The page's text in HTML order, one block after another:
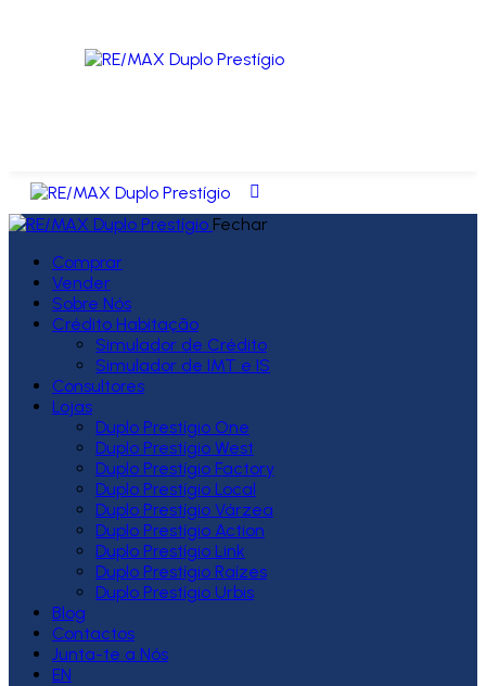
Fechar
Comprar
Vender
Sobre Nós
Crédito Habitação
Simulador de Crédito
Simulador de IMT e IS
Consultores
Lojas
Duplo Prestígio One
Duplo Prestígio West
Duplo Prestígio Factory
Duplo Prestígio Local
Duplo Prestígio Várzea
Duplo Prestígio Action
Duplo Prestígio Link
Duplo Prestígio Raízes
Duplo Prestígio Urbis
Blog
Contactos
Junta-te a Nós
EN